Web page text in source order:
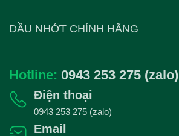
DẦU NHỚT CHÍNH HÃNG
Hotline: 0943 253 275 (zalo)
Điện thoại
0943 253 275 (zalo)
Email